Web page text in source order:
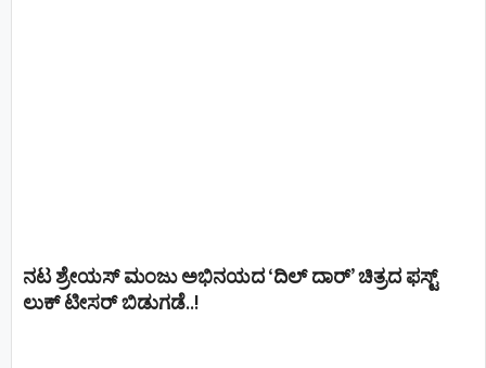
ನಟ ಶ್ರೇಯಸ್ ಮಂಜು ಅಭಿನಯದ ‘ದಿಲ್ ದಾರ್’ ಚಿತ್ರದ ಫಸ್ಟ್
ಲುಕ್ ಟೀಸರ್ ಬಿಡುಗಡೆ..!